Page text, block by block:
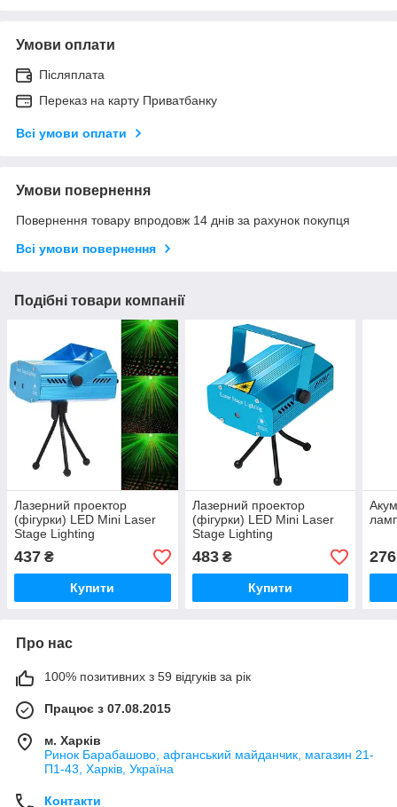
Умови оплати
Післяплата
Переказ на карту Приватбанку
Всі умови оплати
Умови повернення
Повернення товару впродовж 14 днів за рахунок покупця
Всі умови повернення
Подібні товари компанії
Лазерний проектор
(фігурки) LED Mini Laser
Stage Lighting
437 ₴
Купити
Лазерний проектор
(фігурки) LED Mini Laser
Stage Lighting
483₴
Купити
276
Про нас
100% позитивних з 59 відгуків за рік
Працює з 07.08.2015
м. Харків
Ринок Барабашово, афганський майданчик, магазин 21-
П1-43, Харків, Україна
Контакти